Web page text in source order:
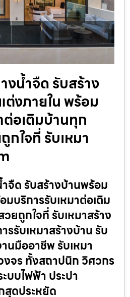
งน้ำจืด รับสร้าง
งภายใน พร้อม
ต่อเติมบ้านทุก
กใจที่ รับเหมา
จืด รับสร้างบ้านพร้อม
บริการรับเหมาต่อเติม
ยถูกใจที่ รับเหมาสร้าง
รับเหมาสร้างบ้าน รับ
นมืออาชีพ รับเหมา
จร ทั้งสถาปนิก วิศวกร
บบไฟฟ้า ประปา
สุดประหยัด